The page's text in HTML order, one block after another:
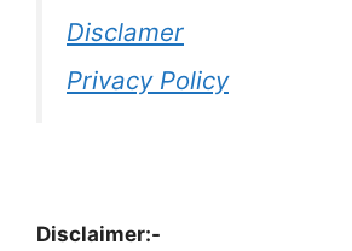
Disclamer
Privacy Policy
Disclaimer:-